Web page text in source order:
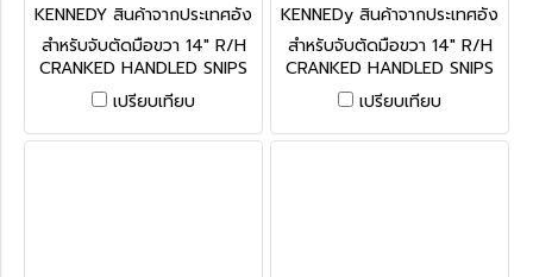
KENNEDY สินค้าจากประเทศอัง
กฤษ KEN-591-1700K
สำหรับจับตัดมือขวา 14" R/H
CRANKED HANDLED SNIPS
เปรียบเทียบ
KENNEDy สินค้าจากประเทศอัง
กฤษ KEN-591-1690K
สำหรับจับตัดมือขวา 14" R/H
CRANKED HANDLED SNIPS
เปรียบเทียบ